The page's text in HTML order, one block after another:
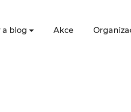
blog Akce